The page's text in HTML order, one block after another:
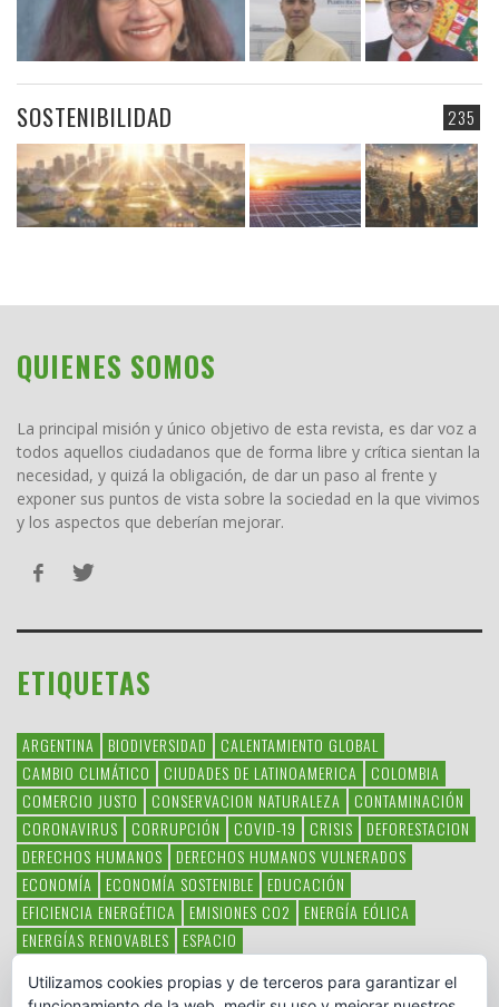
235
SOSTENIBILIDAD
QUIENES SOMOS
La principal misión y único objetivo de esta revista, es dar voz a
todos aquellos ciudadanos que de forma libre y crítica sientan la
necesidad, y quizá la obligación, de dar un paso al frente y
exponer sus puntos de vista sobre la sociedad en la que vivimos
y los aspectos que deberían mejorar.
ETIQUETAS
ARGENTINA BIODIVERSIDAD
CALENTAMIENTO GLOBAL
CAMBIO CLIMÁTICO
CIUDADES DE LATINOAMERICA
COLOMBIA
COMERCIO JUSTO
CONSERVACION NATURALEZA
CONTAMINACIÓN
CORONAVIRUS
CORRUPCIÓN COVID-19 CRISIS
DEFORESTACION
DERECHOS HUMANOS
DERECHOS HUMANOS VULNERADOS
ECONOMÍA
ECONOMÍA SOSTENIBLE
EDUCACIÓN
EFICIENCIA ENERGÉTICA
EMISIONES CO2
ENERGÍA EÓLICA
ENERGÍAS RENOVABLES
ESPACIO
HAMBRE LATINOAMÉRICA MEDIO AMBIENTE MÉXICO
Utilizamos cookies propias y de terceros para garantizar el